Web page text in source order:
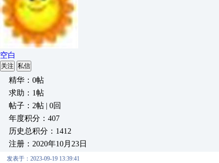
空白
关注 私信
精华：0帖
求助：1帖
帖子：2帖 | 0回
年度积分：407
历史总积分：1412
注册：2020年10月23日
发表于：2023-09-19 13:39:41